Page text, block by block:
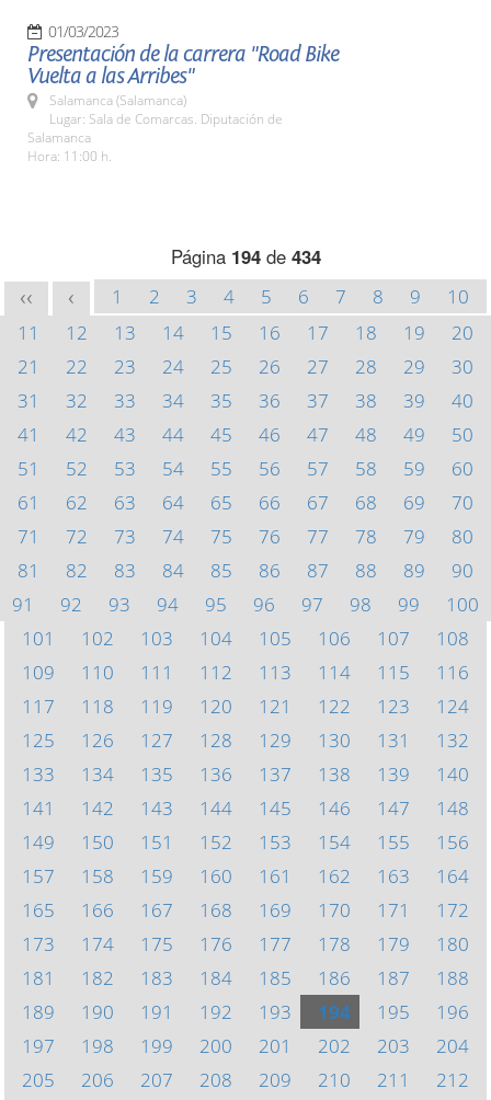
01/03/2023
Presentación de la carrera "Road Bike
Vuelta a las Arribes"
Salamanca (Salamanca)
Lugar: Sala de Comarcas. Diputación de
Salamanca
Hora: 11:00 h.
Página 194de 434
<< < 1 2 3 4 5 6 7 8 9
10
11
12 13 14 15 16 17 18 19
20
21
22 23 24 25 26 27 28 29
30
31
32 33 34 35 36 37 38 39
40
41
42 43 44 45 46 47 48 49
50
51
52 53 54 55 56 57 58 59
60
61
62 63 64 65 66 67 68 69
70
71
72 73 74 75 76 77 78 79
80
81
82 83 84 85 86 87 88 89
90
91
92 93 94 95 96 97 98 99
100
101
102 103 104 105 106 107
108
109
110 111 112 113 114 115
116
117
118 119 120 121 122 123
124
125
126 127 128 129 130 131
132
133
134 135 136 137 138 139
140
141
142 143 144 145 146 147
148
149
150 151 152 153 154 155
156
157
158 159 160 161 162 163
164
165
166 167 168 169 170 171
172
173
174 175 176 177 178 179
180
181
182 183 184 185 186 187
188
189
190 191 192 193 194 195
196
197
198 199 200 201 202 203
204
205
206 207 208 209 210 211
212